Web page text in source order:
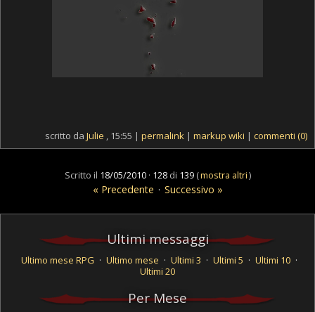
scritto da Julie , 15:55 | permalink | markup wiki | commenti (0)
Scritto il 18/05/2010· 128di 139(mostra altri)
« Precedente · Successivo »
Ultimi messaggi
Ultimo mese RPG · Ultimo mese · Ultimi 3 · Ultimi 5 · Ultimi 10 ·
Ultimi 20
Per Mese